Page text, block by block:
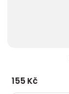
155 Kč